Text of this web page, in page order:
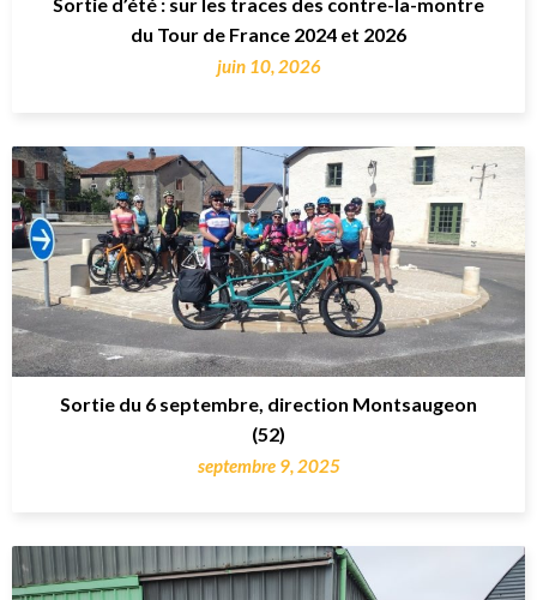
du Tour de France 2024 et 2026
juin 10, 2026
Sortie du 6 septembre, direction Montsaugeon
(52)
septembre 9, 2025